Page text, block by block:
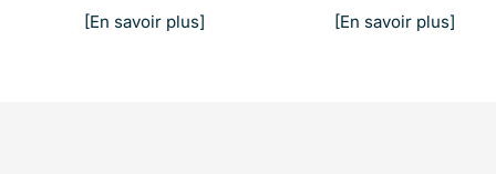
[En savoir plus] [En savoir plus]